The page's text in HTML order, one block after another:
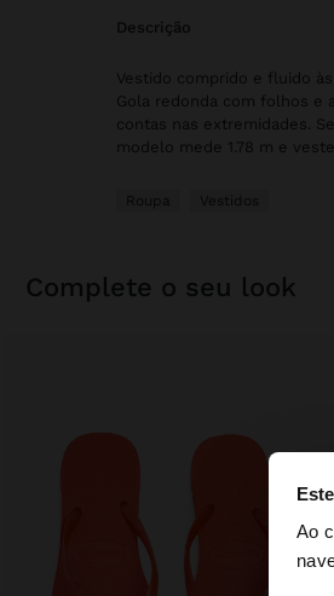
Ao
descrição
Vestido comprido e fluido
Gola redonda com folhos e
contas nas extremidades.
modelo mede 1.78 m e
Roupa Vestidos
complete o seu look